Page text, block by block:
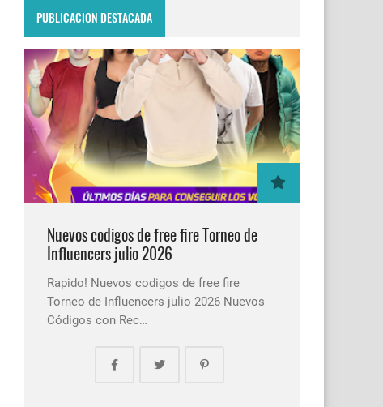
PUBLICACION DESTACADA
Nuevos codigos de free fire Torneo de
Influencers julio 2026
Rapido! Nuevos codigos de free fire
Torneo de Influencers julio 2026 Nuevos
Códigos con Rec…